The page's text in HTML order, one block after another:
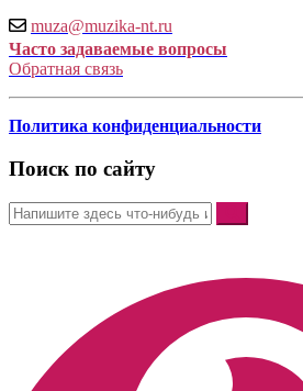
muza@muzika-nt.ru
Часто задаваемые вопросы
Обратная связь
Политика конфиденциальности
Поиск по сайту